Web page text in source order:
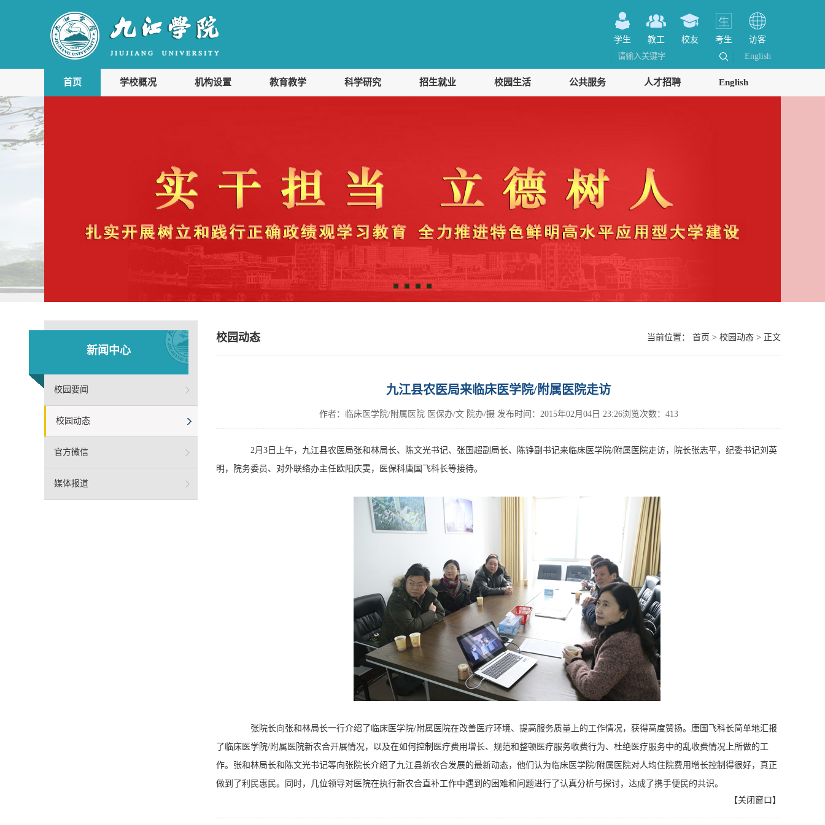
学生 教工 校友 考生
访客
English
首页 学校概况 机构设置 教育教学 科学研究 招生就业 校园生活 公共服务 人才招聘 English
新闻中心
校园要闻
校园动态
官方微信
媒体报道
校园动态 当前位置： 首页 > 校园动态 > 正文
九江县农医局来临床医学院/附属医院走访
作者：临床医学院/附属医院 医保办/文 院办/摄 发布时间： 2015年02月04日 23:26浏览次数： 413
2月3日上午，九江县农医局张和林局长、陈文光书记、张国超副局长、陈铮副书记来临床医学院/附属医院走访，院长张志平，纪委书记刘英
明，院务委员、对外联络办主任欧阳庆雯，医保科唐国飞科长等接待。
张院长向张和林局长一行介绍了临床医学院/附属医院在改善医疗环境、提高服务质量上的工作情况，获得高度赞扬。唐国飞科长简单地汇报
了临床医学院/附属医院新农合开展情况，以及在如何控制医疗费用增长、规范和整顿医疗服务收费行为、杜绝医疗服务中的乱收费情况上所做的工
作。张和林局长和陈文光书记等向张院长介绍了九江县新农合发展的最新动态，他们认为临床医学院/附属医院对人均住院费用增长控制得很好，真正
做到了利民惠民。同时，几位领导对医院在执行新农合直补工作中遇到的困难和问题进行了认真分析与探讨，达成了携手便民的共识。
【关闭窗口 】